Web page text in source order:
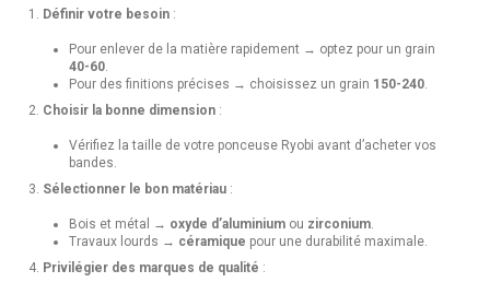
Définir votre besoin :
Pour enlever de la matière rapidement → optez pour un grain
40-60.
Pour des finitions précises → choisissez un grain 150-240.
Choisir la bonne dimension :
Vérifiez la taille de votre ponceuse Ryobi avant d’acheter vos
bandes.
Sélectionner le bon matériau :
Bois et métal → oxyde d’aluminium ou zirconium.
Travaux lourds → céramique pour une durabilité maximale.
Privilégier des marques de qualité :